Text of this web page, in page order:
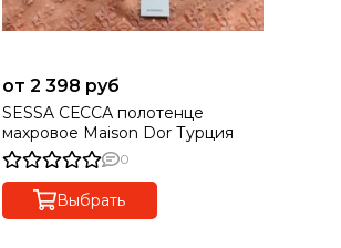
от 2 398 руб
SESSA СЕССА полотенце
махровое Maison Dor Турция
0
Выбрать